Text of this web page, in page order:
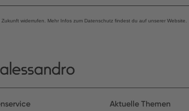
widerrufen. Mehr Infos zum Datenschutz findest du auf unserer Website.
Aktuelle Themen